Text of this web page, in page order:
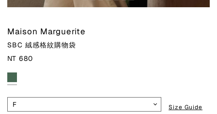
Maison Marguerite
SBC 絨感格紋購物袋
NT 680
Size Guide